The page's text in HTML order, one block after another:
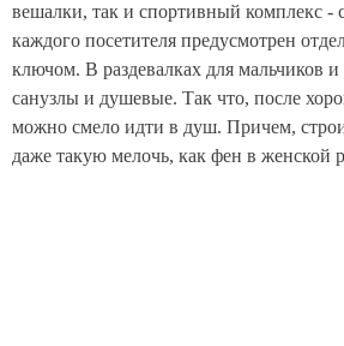
вешалки, так и спортивный комплекс -
каждого посетителя предусмотрен
ключом. В раздевалках для мальчиков и
санузлы и душевые. Так что, после
можно смело идти в душ. Причем,
даже такую мелочь, как фен в женской